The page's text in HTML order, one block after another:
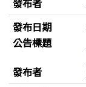
發布者
發布日期
公告標題
發布者